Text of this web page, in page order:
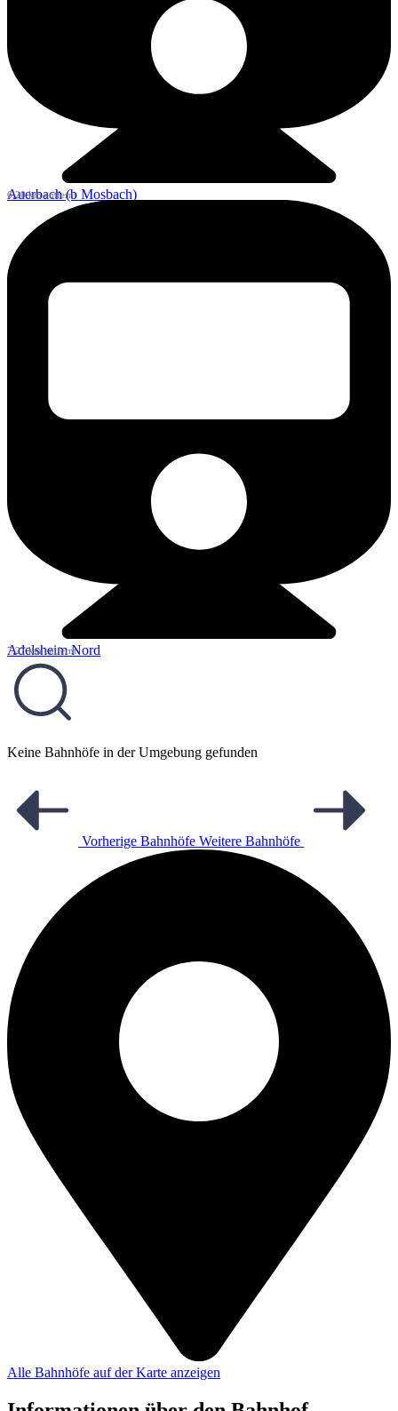
Auerbach (b Mosbach)
6,20 km entfernt
Adelsheim Nord
7,27 km entfernt
Keine Bahnhöfe in der Umgebung gefunden
Vorherige Bahnhöfe Weitere Bahnhöfe
Alle Bahnhöfe auf der Karte anzeigen